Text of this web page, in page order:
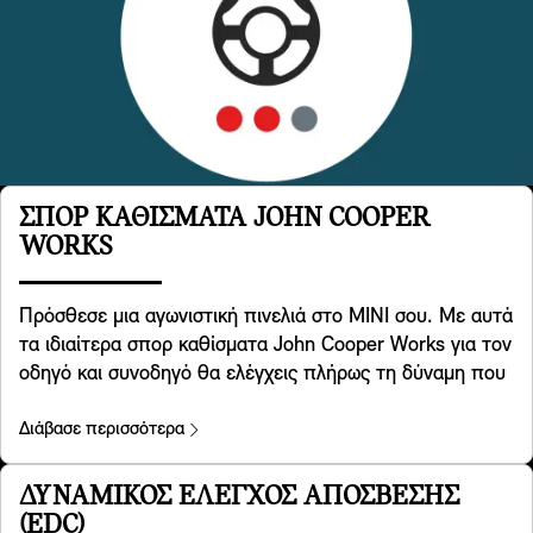
ΣΠΟΡ ΚΑΘΊΣΜΑΤΑ JOHN COOPER
WORKS
Πρόσθεσε μια αγωνιστική πινελιά στο MINI σου. Με αυτά
τα ιδιαίτερα σπορ καθίσματα John Cooper Works για τον
οδηγό και συνοδηγό θα ελέγχεις πλήρως τη δύναμη που
γνώμονα μια ειδική γεωμετρία, διαθέτουν ενσωματωμένα
προσκέφαλα και παρέχουν πρόσθετη πλευρική στήριξη
όταν απολαμβάνεις τη θρυλική οδική συμπεριφορά MINI
στις στροφές. Περιλαμβάνονται στις εκδόσεις
Διάβασε περισσότερα
ΔΥΝΑΜΙΚΌΣ ΈΛΕΓΧΟΣ ΑΠΌΣΒΕΣΗΣ
(EDC)